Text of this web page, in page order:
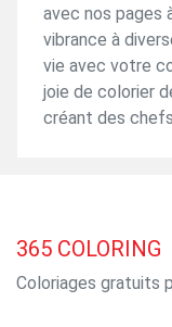
avec nos pages
vibrance à
vie avec votre
joie de colorier
créant des
365 COLORING
Coloriages gratuits